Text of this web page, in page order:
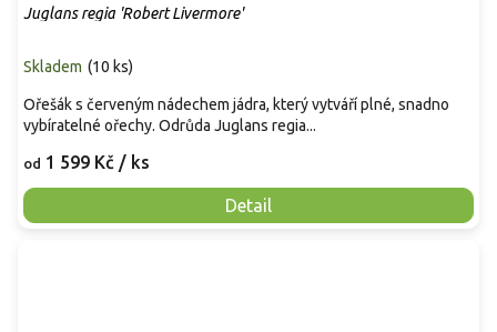
Juglans regia 'Robert Livermore'
Skladem (10 ks)
od 1 599 Kč / ks
Detail
Ořešák s červeným nádechem jádra, který vytváří plné, snadno
vybíratelné ořechy. Odrůda Juglans regia...